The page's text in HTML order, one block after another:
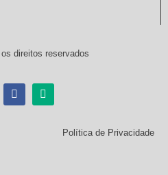
direitos reservados
Política de Privacidade